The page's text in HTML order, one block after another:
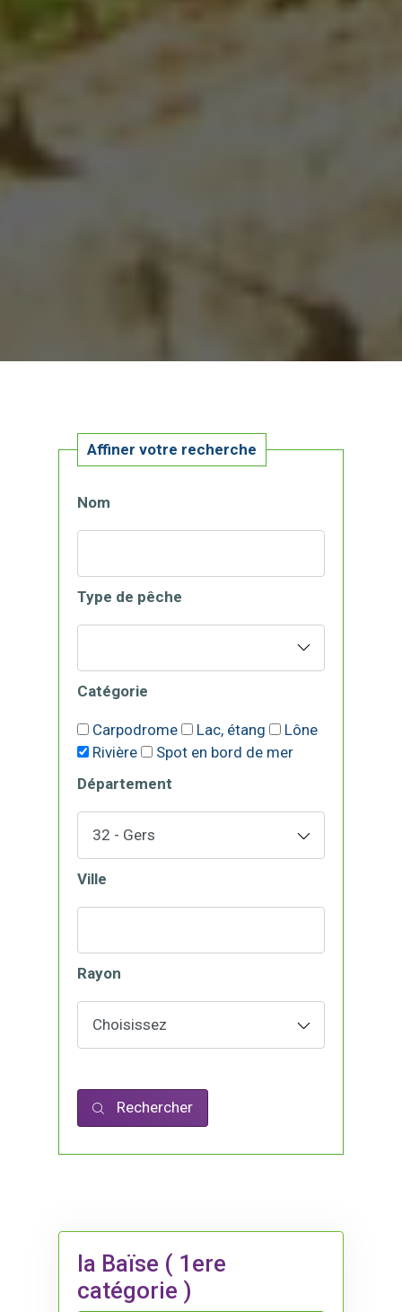
Affiner votre recherche
Nom
Type de pêche
Catégorie
Carpodrome Lac, étang
Lône
Rivière
Spot en bord de mer
Département
Ville
Rayon
Rechercher
la Baïse ( 1ere
catégorie )